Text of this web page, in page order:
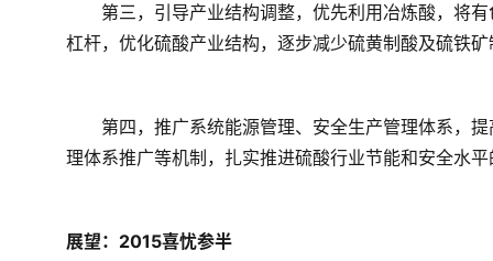
第三，引导产业结构调整，优先利用冶炼酸，将有
杠杆，优化硫酸产业结构，逐步减少硫黄制酸及硫铁
第四，推广系统能源管理、安全生产管理体系，提
理体系推广等机制，扎实推进硫酸行业节能和安全水
展望：2015喜忧参半